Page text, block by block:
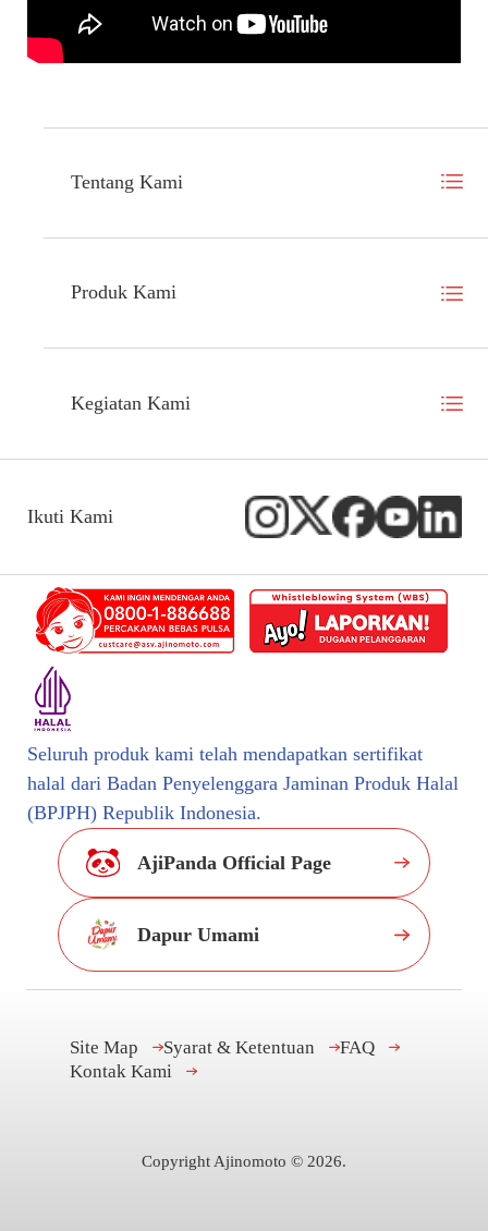
Tentang Kami
Produk Kami
Kegiatan Kami
Ikuti Kami
Seluruh produk kami telah mendapatkan sertifikat
halal dari Badan Penyelenggara Jaminan Produk Halal
(BPJPH) Republik Indonesia.
AjiPanda Official Page
Dapur Umami
Site Map Syarat & Ketentuan
FAQ
Kontak Kami
Copyright Ajinomoto © 2026.